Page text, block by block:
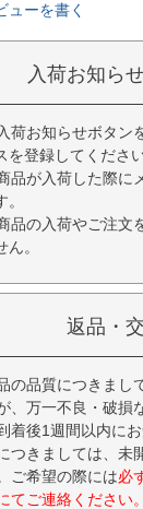
ューを書く
入荷お知ら
入荷お知らせボタン
を登録してください
品が入荷した際に
。
品の入荷やご注文
ん。
返品・
の品質につきまし
、万一不良・破損
着後1週間以内に
つきましては、未
ご希望の際には必
てご連絡ください。